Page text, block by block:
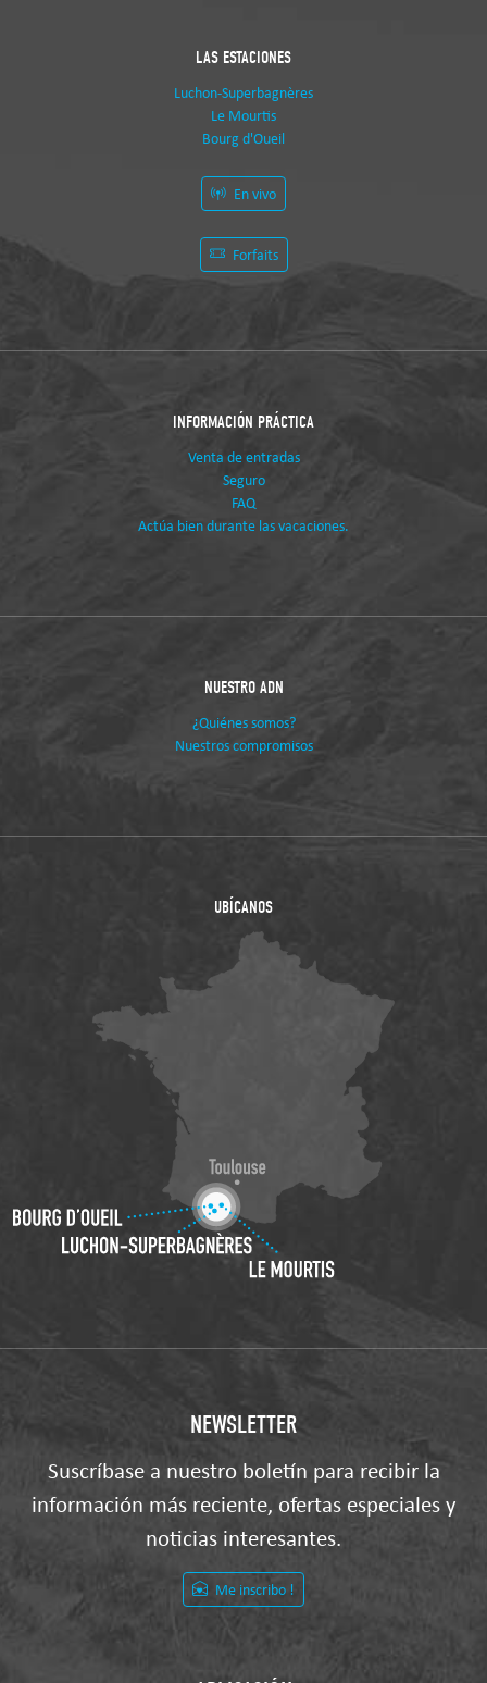
LAS ESTACIONES
Luchon-Superbagnères
Le Mourtis
Bourg d'Oueil
En vivo
Forfaits
INFORMACIÓN PRÁCTICA
Venta de entradas
Seguro
FAQ
Actúa bien durante las vacaciones.
NUESTRO ADN
¿Quiénes somos?
Nuestros compromisos
UBÍCANOS
NEWSLETTER
Suscríbase a nuestro boletín para recibir la
información más reciente, ofertas especiales y
noticias interesantes.
Me inscribo !